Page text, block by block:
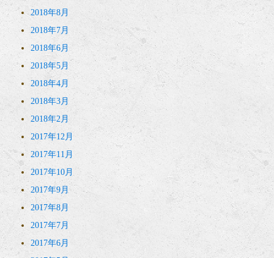
2018年8月
2018年7月
2018年6月
2018年5月
2018年4月
2018年3月
2018年2月
2017年12月
2017年11月
2017年10月
2017年9月
2017年8月
2017年7月
2017年6月